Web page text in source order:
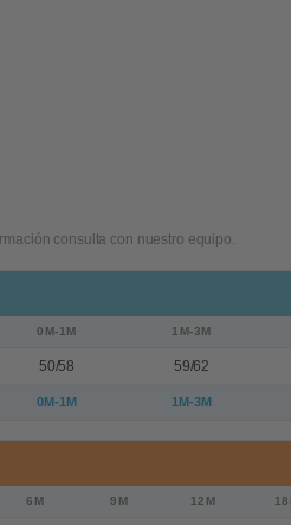
consulta con nuestro equipo.
0M-1M 1M-3M
50/58 59/62
0M-1M 1M-3M
6M 9M 12M